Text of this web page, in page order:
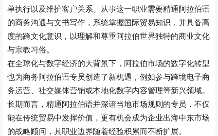
单执行以及维护客户关系。从事这一职业需要精通阿拉伯语
的商务沟通与文书写作，系统掌握国际贸易知识，并具备高
度的跨文化意识，以理解和尊重阿拉伯世界独特的商业文化
与宗教习俗。
在全球化与数字经济的大背景下，阿拉伯市场的数字化转型
也为商务阿拉伯语专员创造了新机遇，例如参与跨境电子商
务运营、社交媒体营销或本地化数字内容管理等新兴领域。
长期而言，精通阿拉伯语并深谙当地市场规则的专员，不仅
能在传统贸易中发挥价值，更有机会成为企业出海中东市场
的战略顾问，其职业边界随着经验积累而不断扩展。